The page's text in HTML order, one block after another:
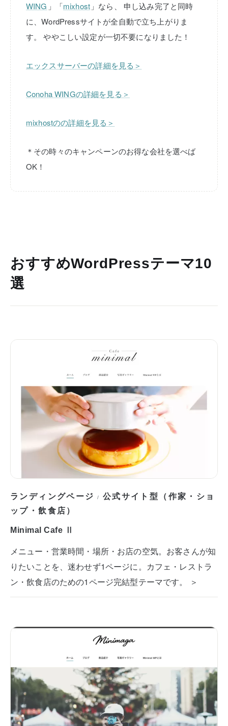
WING 」「mixhost 」なら、
申し込み完了と同時
に、WordPressサイトが全自動で立ち上がりま
す。
ややこしい設定が一切不要になりました！
エックスサーバーの詳細を見る＞
Conoha WINGの詳細を見る＞
mixhostのの詳細を見る＞
＊その時々のキャンペーンのお得な会社を選べば
OK！
おすすめWordPressテーマ10
選
ランディングページ / 公式サイト型（作家・ショ
ップ・飲食店）
Minimal Cafe Ⅱ
メニュー・営業時間・場所・お店の空気。お客さんが知
りたいことを、迷わせず1ページに。カフェ・レストラ
ン・飲食店のための1ページ完結型テーマです。 ＞